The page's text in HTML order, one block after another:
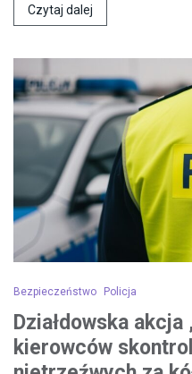
Czytaj dalej
Bezpieczeństwo Policja
Działdowska
kierowców